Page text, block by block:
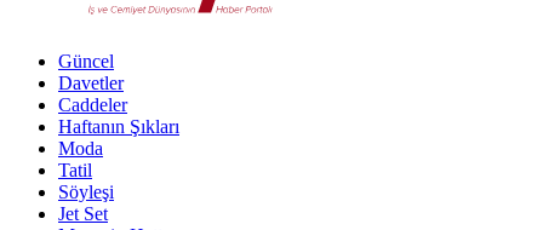
Güncel
Davetler
Caddeler
Haftanın Şıkları
Moda
Tatil
Söyleşi
Jet Set